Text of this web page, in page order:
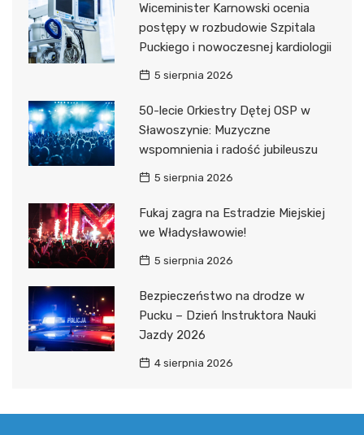
Wiceminister Karnowski ocenia
postępy w rozbudowie Szpitala
Puckiego i nowoczesnej kardiologii
5 sierpnia 2026
50-lecie Orkiestry Dętej OSP w
Sławoszynie: Muzyczne
wspomnienia i radość jubileuszu
5 sierpnia 2026
Fukaj zagra na Estradzie Miejskiej
we Władysławowie!
5 sierpnia 2026
Bezpieczeństwo na drodze w
Pucku – Dzień Instruktora Nauki
Jazdy 2026
4 sierpnia 2026